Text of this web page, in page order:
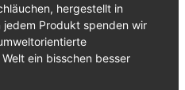
hergestellt in
Produkt spenden wir
ein bisschen besser